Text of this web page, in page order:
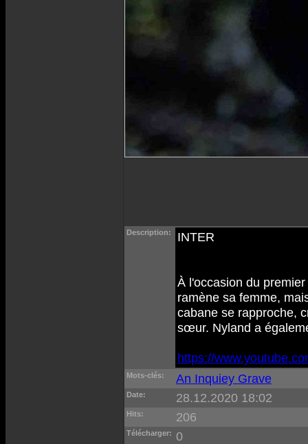
Description: INTER
À l'occasion du
ramène sa femme,
cabane se rapproche,
sœur. Nyland a
https://
Mots-clés: An Inquiey Grave
Date: 28.12.2020 18:02
Hits: 206
Télécharger: 0